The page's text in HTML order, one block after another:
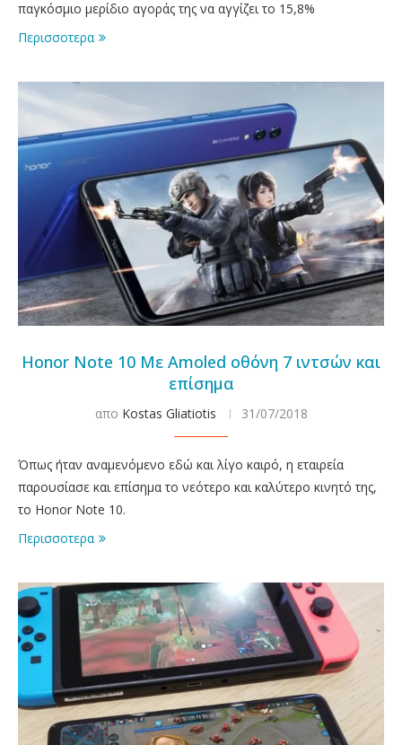
παγκόσμιο μερίδιο αγοράς της να αγγίζει το 15,8%
Περισσοτερα
Honor Note 10 Με Amoled οθόνη 7 ιντσών και
επίσημα
απο Kostas Gliatiotis 31/07/2018
Όπως ήταν αναμενόμενο εδώ και λίγο καιρό, η εταιρεία
παρουσίασε και επίσημα το νεότερο και καλύτερο κινητό της,
το Honor Note 10.
Περισσοτερα